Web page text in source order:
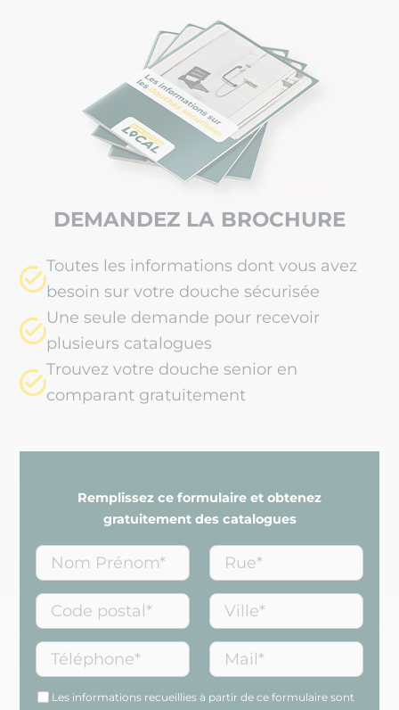
DEMANDEZ LA BROCHURE
Toutes les informations dont vous avez
besoin sur votre douche sécurisée
Une seule demande pour recevoir
plusieurs catalogues
Trouvez votre douche senior en
comparant gratuitement
Remplissez ce formulaire et obtenez
gratuitement des catalogues
Les informations recueillies à partir de ce formulaire sont